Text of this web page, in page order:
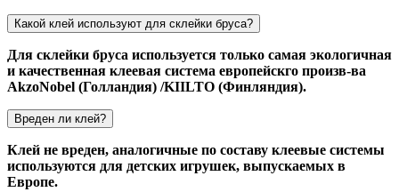
Какой клей используют для склейки бруса?
Для склейки бруса используется только самая экологичная
и качественная клеевая система европейскго произв-ва
AkzoNobel (Голландия) /KIILTO (Финляндия).
Вреден ли клей?
Клей не вреден, аналогичные по составу клеевые системы
используются для детских игрушек, выпускаемых в
Европе.